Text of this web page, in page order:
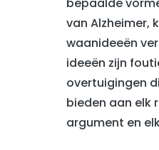
van Alzheimer,
waanideeën
ideeën zijn
overtuigingen
bieden aan elk
argument en